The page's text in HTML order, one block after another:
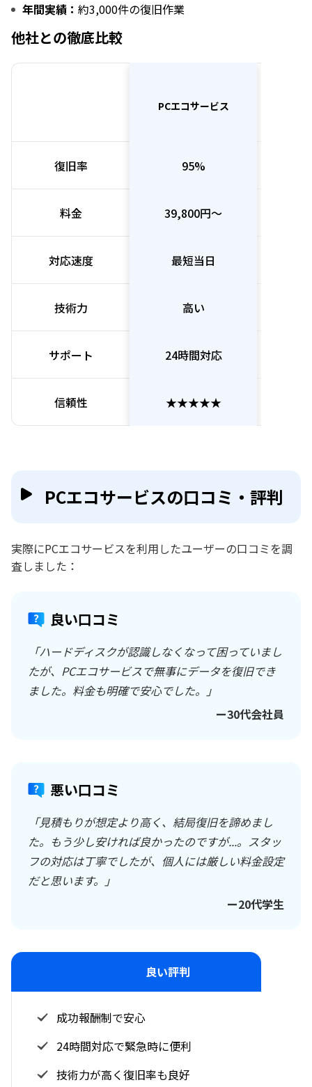
年間実績： 約3,000件の復旧作業
他社との徹底比較
復旧率
料金
対応速度
技術力
サポート
信頼性
PCエコサービス
95%
39,800円〜
最短当日
高い
24時間対応
★★★★★
PCエコサービスの口コミ・評判
実際にPCエコサービスを利用したユーザーの口コミを調
査しました：
良い口コミ
「ハードディスクが認識しなくなって困っていまし
たが、PCエコサービスで無事にデータを復旧でき
ました。料金も明確で安心でした。」
ー30代会社員
悪い口コミ
「見積もりが想定より高く、結局復旧を諦めまし
た。もう少し安ければ良かったのですが...。スタッ
フの対応は丁寧でしたが、個人には厳しい料金設定
だと思います。」
ー20代学生
良い評判
成功報酬制で安心
24時間対応で緊急時に便利
技術力が高く復旧率も良好